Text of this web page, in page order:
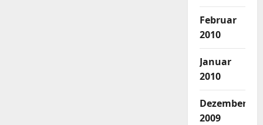
Februar
2010
Januar
2010
Dezember
2009